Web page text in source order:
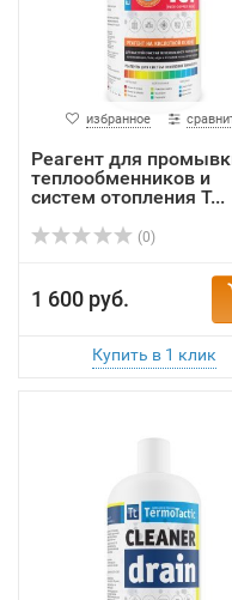
избранное
Реагент для
теплообменников и
систем отопления T...
(0)
1 600 руб.